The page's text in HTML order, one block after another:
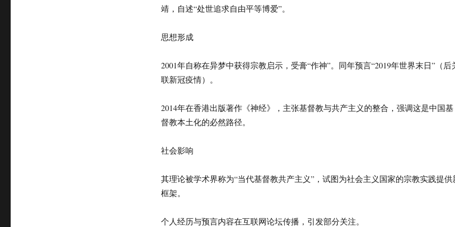
靖，自述“处世追求自由平等博爱”。
思想形成‌
2001年自称在异梦中获得宗教启示，受膏“作神”。同年预言“2019年世界末日”（后
联新冠疫情）。
2014年在香港出版著作《神经》，主张基督教与共产主义的整合，强调这是中国基
督教本土化的必然路径。
社会影响‌
其理论被学术界称为“当代基督教共产主义”，试图为社会主义国家的宗教实践提供
框架。
个人经历与预言内容在互联网论坛传播，引发部分关注。